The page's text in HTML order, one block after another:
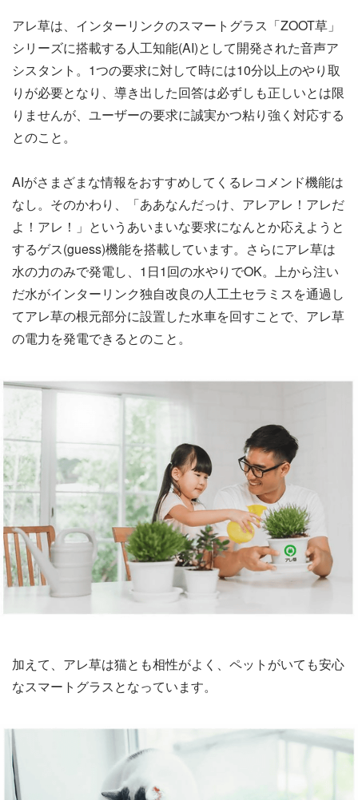
アレ草は、インターリンクのスマートグラス「ZOOT草」
シリーズに搭載する人工知能(AI)として開発された音声ア
シスタント。1つの要求に対して時には10分以上のやり取
りが必要となり、導き出した回答は必ずしも正しいとは限
りませんが、ユーザーの要求に誠実かつ粘り強く対応する
とのこと。
AIがさまざまな情報をおすすめしてくるレコメンド機能は
なし。そのかわり、「ああなんだっけ、アレアレ！アレだ
よ！アレ！」というあいまいな要求になんとか応えようと
するゲス(guess)機能を搭載しています。さらにアレ草は
水の力のみで発電し、1日1回の水やりでOK。上から注い
だ水がインターリンク独自改良の人工土セラミスを通過し
てアレ草の根元部分に設置した水車を回すことで、アレ草
の電力を発電できるとのこと。
加えて、アレ草は猫とも相性がよく、ペットがいても安心
なスマートグラスとなっています。